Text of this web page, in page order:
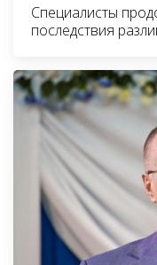
Специалисты
последствия